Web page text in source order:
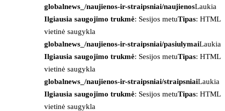
globalnews_/naujienos-ir-straipsniai/naujienosLaukia
Ilgiausia saugojimo trukmė: Sesijos metuTipas: HTML
vietinė saugykla
globalnews_/naujienos-ir-straipsniai/pasiulymaiLaukia
Ilgiausia saugojimo trukmė: Sesijos metuTipas: HTML
vietinė saugykla
globalnews_/naujienos-ir-straipsniai/straipsniaiLaukia
Ilgiausia saugojimo trukmė: Sesijos metuTipas: HTML
vietinė saugykla